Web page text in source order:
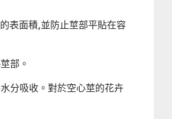
表面積,並防止莖部平貼在容
部。
分吸收。對於空心莖的花卉